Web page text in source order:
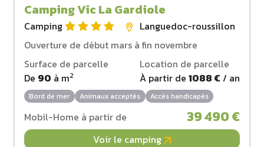
Camping Vic La Gardiole
Camping
Languedoc-roussillon
Ouverture de début mars à fin novembre
Surface de parcelle
De 90 à m2
Location de parcelle
À partir de 1088 € / an
Bord de mer Animaux acceptés Accès handicapés
Mobil-Home à partir de 39 490 €
Voir le camping